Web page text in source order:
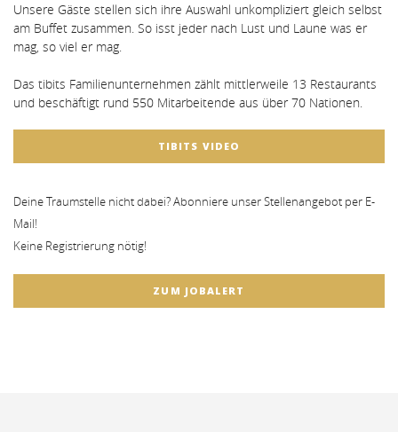
Unsere Gäste stellen sich ihre Auswahl unkompliziert gleich selbst
am Buffet zusammen. So isst jeder nach Lust und Laune was er
mag, so viel er mag.
Das tibits Familienunternehmen zählt mittlerweile 13 Restaurants
und beschäftigt rund 550 Mitarbeitende aus über 70 Nationen.
TIBITS VIDEO
Deine Traumstelle nicht dabei? Abonniere unser Stellenangebot per E-
Mail!
Keine Registrierung nötig!
ZUM JOBALERT